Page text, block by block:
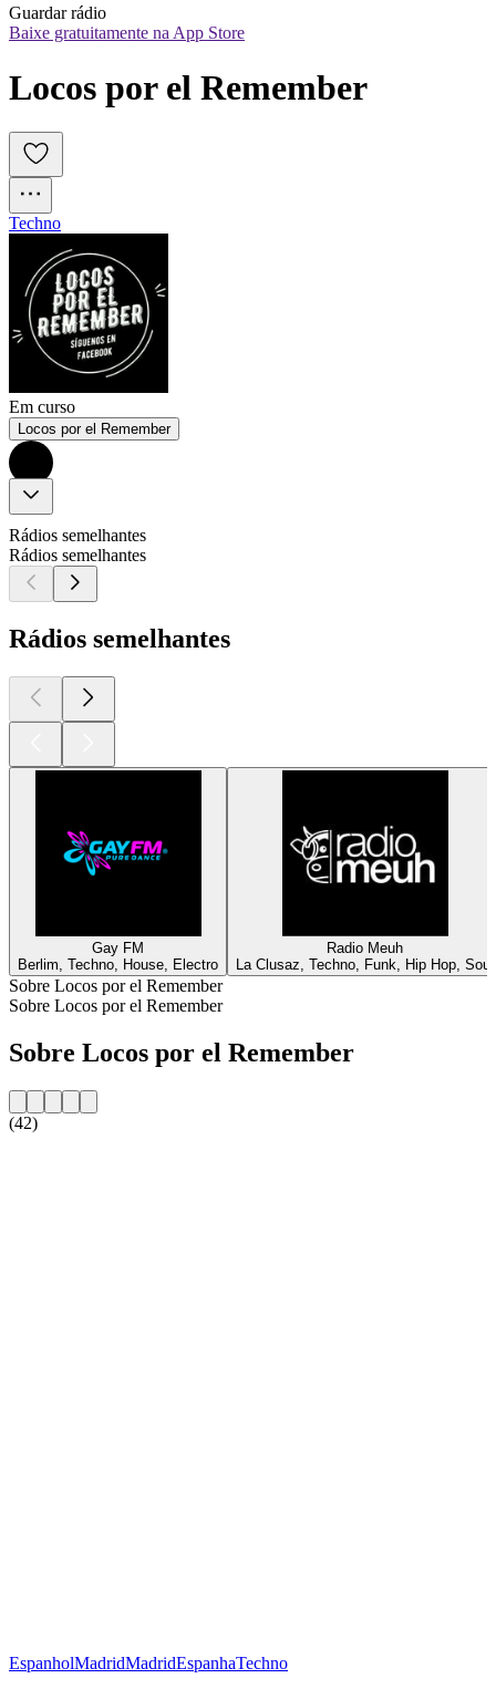
Guardar rádio
Baixe gratuitamente na App Store
Locos por el Remember
Techno
Em curso
Locos por el Remember
Rádios semelhantes
Rádios semelhantes
Rádios semelhantes
Gay FM
Berlim, Techno, House, Electro
Radio Meuh
La Clusaz, Techno, Funk, Hip Hop, Soul
Sobre Locos por el Remember
Sobre Locos por el Remember
Sobre Locos por el Remember
(42)
EspanholMadridMadridEspanhaTechno